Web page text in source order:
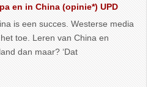
en in China (opinie*) UPD
is een succes. Westerse media
toe. Leren van China en
dan maar? ‘Dat